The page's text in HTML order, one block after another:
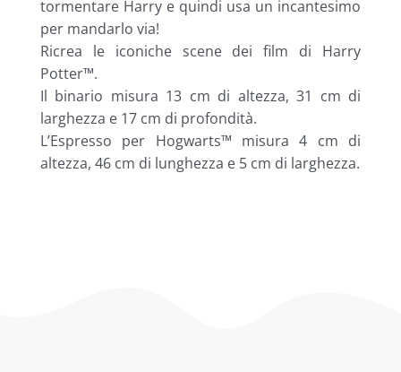
tormentare Harry e quindi usa un incantesimo
per mandarlo via!
Ricrea le iconiche scene dei film di Harry
Potter™.
Il binario misura 13 cm di altezza, 31 cm di
larghezza e 17 cm di profondità.
L’Espresso per Hogwarts™ misura 4 cm di
altezza, 46 cm di lunghezza e 5 cm di larghezza.